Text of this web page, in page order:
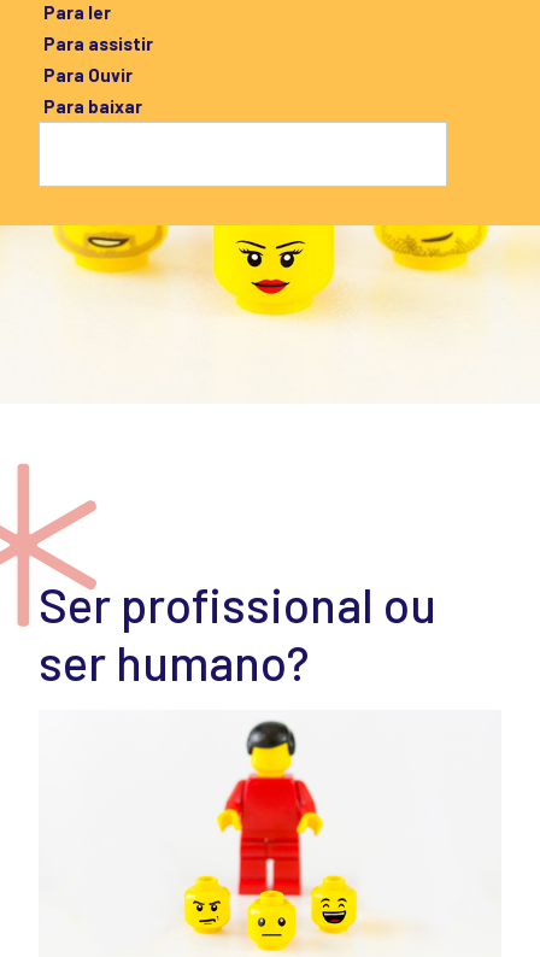
Para ler
Para assistir
Para Ouvir
Para baixar
Ser profissional ou
ser humano?